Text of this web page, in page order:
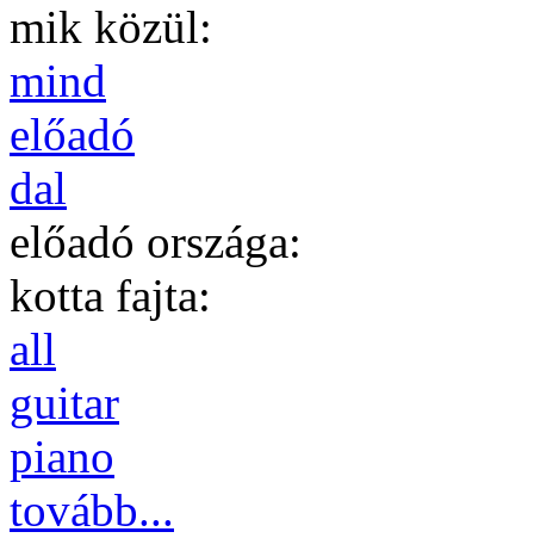
mik közül:
mind
előadó
dal
előadó országa:
kotta fajta:
all
guitar
piano
tovább...